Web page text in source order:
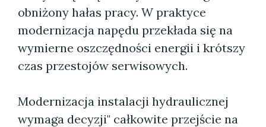
obniżony hałas pracy. W praktyce
modernizacja napędu przekłada się na
wymierne oszczędności energii i krótszy
czas przestojów serwisowych.
Modernizacja instalacji hydraulicznej
wymaga decyzji" całkowite przejście na